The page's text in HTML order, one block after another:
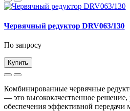
Червячный редуктор DRV063/130
По запросу
Купить
Комбинированные червячные
— это высококачественное решение,
обеспечения эффективной передачи